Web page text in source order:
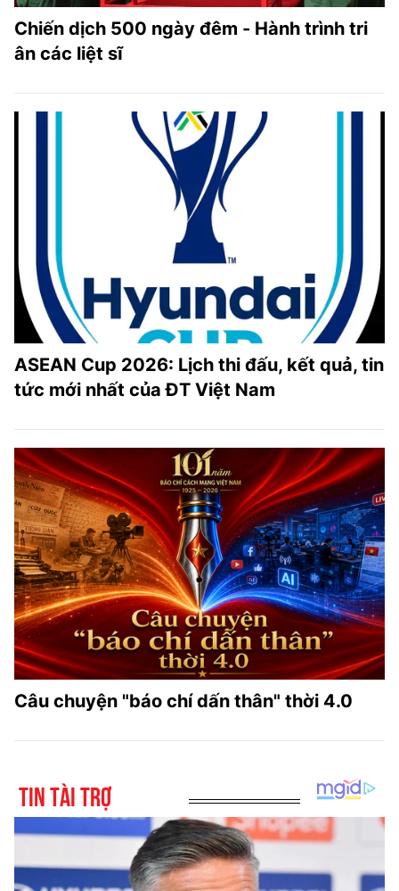
Chiến dịch 500 ngày đêm - Hành trình tri
ân các liệt sĩ
ASEAN Cup 2026: Lịch thi đấu, kết quả, tin
tức mới nhất của ĐT Việt Nam
Câu chuyện "báo chí dấn thân" thời 4.0